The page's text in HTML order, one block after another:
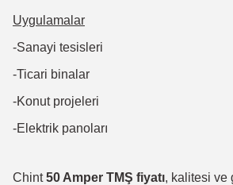
Uygulamalar
-Sanayi tesisleri
-Ticari binalar
-Konut projeleri
-Elektrik panoları
Chint50 Amper TMŞ fiyatı, kalitesi ve